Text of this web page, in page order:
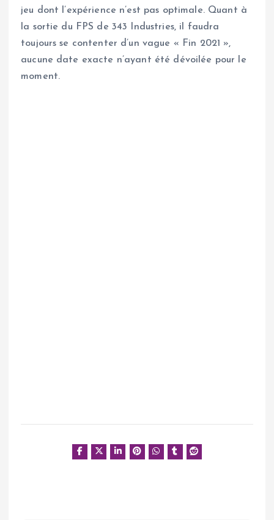
jeu dont l’expérience n’est pas optimale. Quant à
la sortie du FPS de 343 Industries, il faudra
toujours se contenter d’un vague « Fin 2021 »,
aucune date exacte n’ayant été dévoilée pour le
moment.